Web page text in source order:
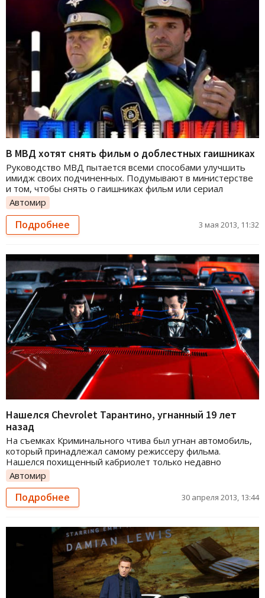
В МВД хотят снять фильм о доблестных гаишниках
Руководство МВД пытается всеми способами улучшить
имидж своих подчиненных. Подумывают в министерстве
и том, чтобы снять о гаишниках фильм или сериал
Автомир
Подробнее 3 мая 2013, 11:32
Нашелся Chevrolet Тарантино, угнанный 19 лет
назад
На съемках Криминального чтива был угнан автомобиль,
который принадлежал самому режиссеру фильма.
Нашелся похищенный кабриолет только недавно
Автомир
Подробнее 30 апреля 2013, 13:44